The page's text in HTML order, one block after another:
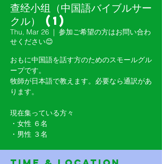
查经小组（中国語バイブルサー
クル） (1)
Thu, Mar 26
  |
参加ご希望の方はお問い合わ
せください😊
おもに中国語を話す方のためのスモールグル
ープです。
牧師が日本語で教えます。必要なら通訳があ
ります。
現在集っている方々
・女性 ６名
・男性 ３名